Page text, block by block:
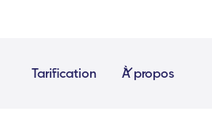
Tarification À propos